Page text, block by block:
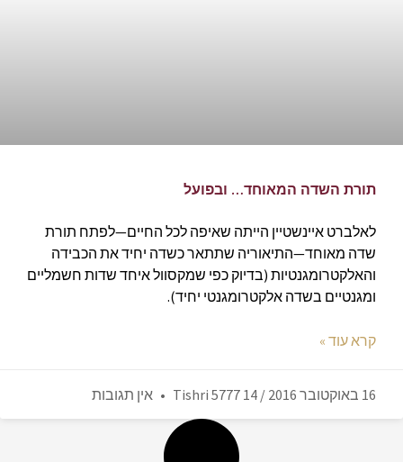
תורת השדה המאוחד… ובפועל
לאלברט איינשטיין הייתה שאיפה לכל החיים—לפתח תורת
שדה מאוחד—התיאוריה שתתאר כשדה יחיד את הכבידה
והאלקטרומגנטיות (בדיוק כפי שמקסוול איחד שדות חשמליים
ומגנטיים בשדה אלקטרומגנטי יחיד).
קרא עוד »
16 באוקטובר 2016 / 14 Tishri 5777 אין תגובות